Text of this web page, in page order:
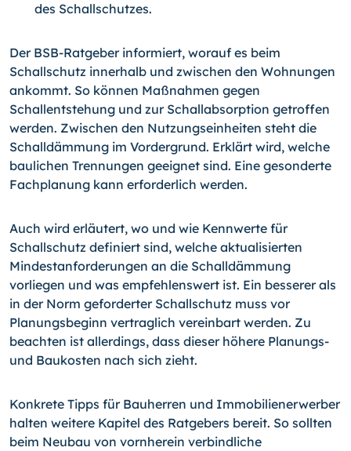
des Schallschutzes.
Der BSB-Ratgeber informiert, worauf es beim
Schallschutz innerhalb und zwischen den Wohnungen
ankommt. So können Maßnahmen gegen
Schallentstehung und zur Schall­absorption getroffen
werden. Zwischen den Nutzungseinheiten steht die
Schalldäm­mung im Vordergrund. Erklärt wird, welche
baulichen Trennungen geeignet sind. Eine gesonderte
Fachplanung kann erforderlich werden.
Auch wird erläutert, wo und wie Kennwerte für
Schallschutz definiert sind, welche ak­tualisierten
Mindestanforderungen an die Schalldämmung
vorliegen und was empfeh­lenswert ist. Ein besserer als
in der Norm geforderter Schallschutz muss vor
Planungs­beginn vertraglich vereinbart werden. Zu
beachten ist allerdings, dass dieser höhere Planungs-
und Baukosten nach sich zieht.
Konkrete Tipps für Bauherren und Immobilienerwerber
halten weitere Kapitel des Rat­gebers bereit. So sollten
beim Neubau von vornherein verbindliche